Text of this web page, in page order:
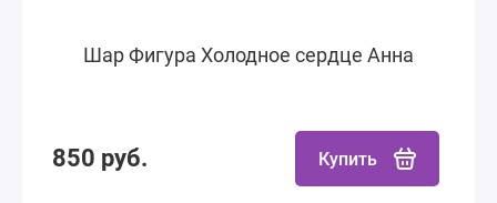
Шар Фигура Холодное сердце Анна
850 руб. Купить